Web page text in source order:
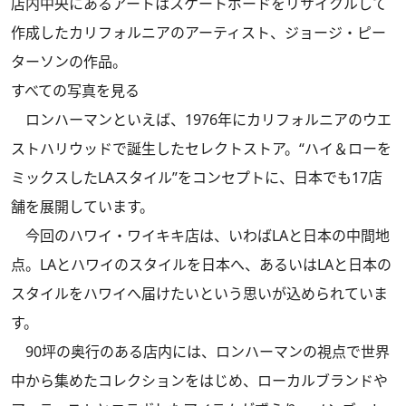
作成したカリフォルニアのアーティスト、ジョージ・ピー
ターソンの作品。
すべての写真を見る
ロンハーマンといえば、1976年にカリフォルニアのウエ
ストハリウッドで誕生したセレクトストア。“ハイ＆ローを
ミックスしたLAスタイル”をコンセプトに、日本でも17店
舗を展開しています。
今回のハワイ・ワイキキ店は、いわばLAと日本の中間地
点。LAとハワイのスタイルを日本へ、あるいはLAと日本の
スタイルをハワイへ届けたいという思いが込められていま
す。
90坪の奥行のある店内には、ロンハーマンの視点で世界
中から集めたコレクションをはじめ、ローカルブランドや